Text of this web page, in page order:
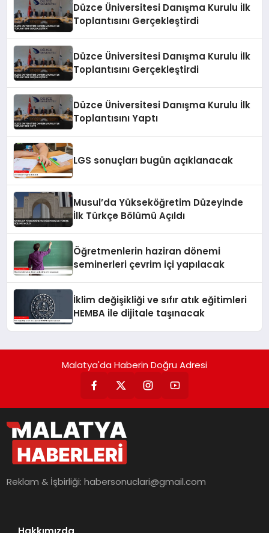
Düzce Üniversitesi Danışma Kurulu İlk
Toplantısını Gerçekleştirdi
Düzce Üniversitesi Danışma Kurulu İlk
Toplantısını Gerçekleştirdi
Düzce Üniversitesi Danışma Kurulu İlk
Toplantısını Yaptı
LGS sonuçları bugün açıklanacak
Musul’da Yükseköğretim Düzeyinde
İlk Türkçe Bölümü Açıldı
Öğretmenlerin haziran dönemi
seminerleri çevrim içi yapılacak
İklim değişikliği ve sıfır atık eğitimleri
HEMBA ile dijitale taşınacak
Malatya'da Haberin Doğru Adresi
Reklam & İşbirliği:habersonuclari@gmail.com